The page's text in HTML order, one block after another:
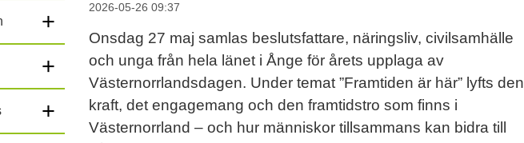
+
+
+
2026-05-26 09:37
Onsdag 27 maj samlas beslutsfattare, näringsliv, civilsamhälle
och unga från hela länet i Ånge för årets upplaga av
Västernorrlandsdagen. Under temat ”Framtiden är här” lyfts den
kraft, det engagemang och den framtidstro som finns i
Västernorrland – och hur människor tillsammans kan bidra till